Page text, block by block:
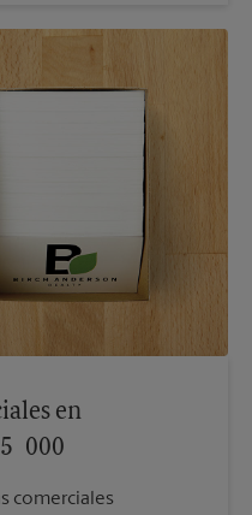
en
000
comerciales